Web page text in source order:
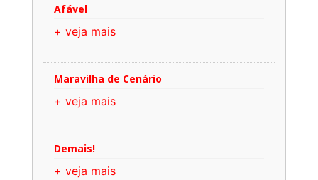
Afável
+ veja mais
Maravilha de Cenário
+ veja mais
Demais!
+ veja mais